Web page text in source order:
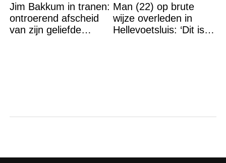
Jim Bakkum in tranen:
ontroerend afscheid
van zijn geliefde
Man (22) op brute
wijze overleden in
Hellevoetsluis: ‘Dit is